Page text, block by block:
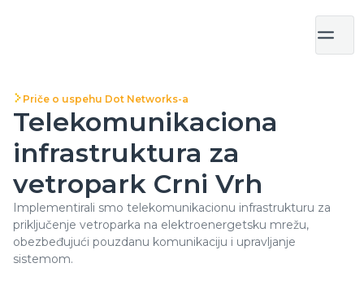
Priče o uspehu Dot Networks-a
Telekomunikaciona
infrastruktura za
vetropark Crni Vrh
Implementirali smo telekomunikacionu infrastrukturu za
priključenje vetroparka na elektroenergetsku mrežu,
obezbeđujući pouzdanu komunikaciju i upravljanje
sistemom.